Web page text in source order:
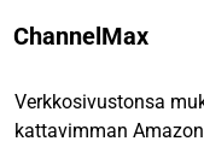
ChannelMax
Verkkosivustonsa
kattavimman